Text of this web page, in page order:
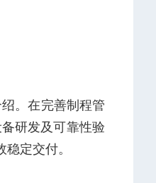
。在完善制程管
研发及可靠性验
定交付。